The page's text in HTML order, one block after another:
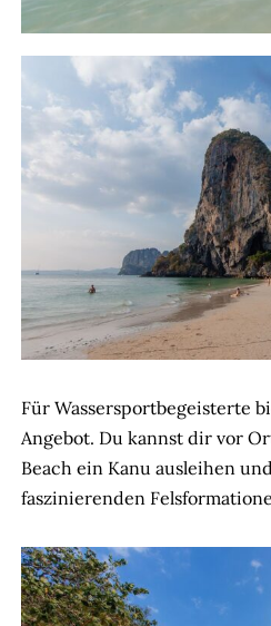
Für Wassersportbegeisterte
Angebot. Du kannst dir vor
Beach ein Kanu ausleihen
faszinierenden